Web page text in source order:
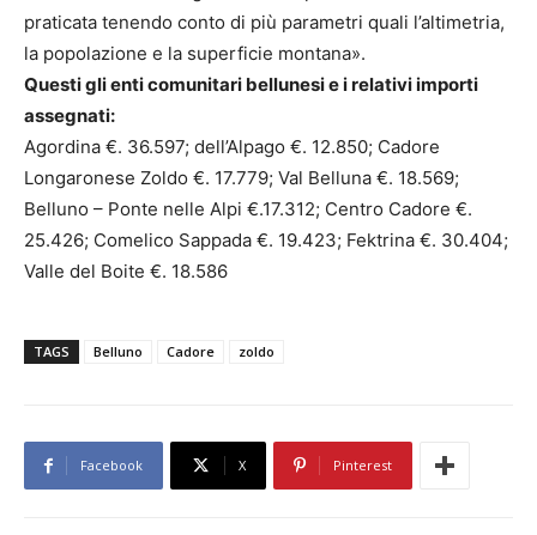
praticata tenendo conto di più parametri quali l’altimetria,
la popolazione e la superficie montana».
Questi gli enti comunitari bellunesi e i relativi importi
assegnati:
Agordina €. 36.597; dell’Alpago €. 12.850; Cadore
Longaronese Zoldo €. 17.779; Val Belluna €. 18.569;
Belluno – Ponte nelle Alpi €.17.312; Centro Cadore €.
25.426; Comelico Sappada €. 19.423; Fektrina €. 30.404;
Valle del Boite €. 18.586
TAGS Belluno Cadore zoldo
Facebook X Pinterest